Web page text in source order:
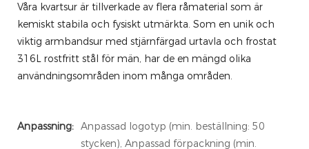
Våra kvartsur är tillverkade av flera råmaterial som är
kemiskt stabila och fysiskt utmärkta. Som en unik och
viktig armbandsur med stjärnfärgad urtavla och frostat
316L rostfritt stål för män, har de en mängd olika
användningsområden inom många områden.
Anpassning: Anpassad logotyp (min. beställning: 50
stycken), Anpassad förpackning (min.